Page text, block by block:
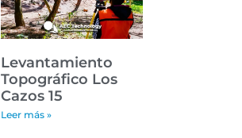
Levantamiento
Topográfico Los
Cazos 15
Leer más »